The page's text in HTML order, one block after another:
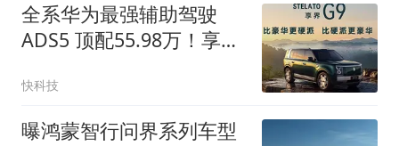
全系华为最强辅助驾驶
ADS5 顶配55.98万！享界
看懂
快科技
曝鸿蒙智行问界系列车型